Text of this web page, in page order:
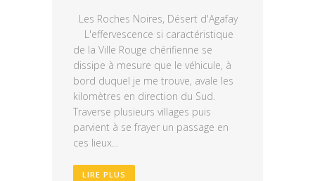
Les Roches Noires, Désert d'Agafay
L'effervescence si caractéristique
de la Ville Rouge chérifienne se
dissipe à mesure que le véhicule, à
bord duquel je me trouve, avale les
kilomètres en direction du Sud.
Traverse plusieurs villages puis
parvient à se frayer un passage en
ces lieux...
LIRE PLUS